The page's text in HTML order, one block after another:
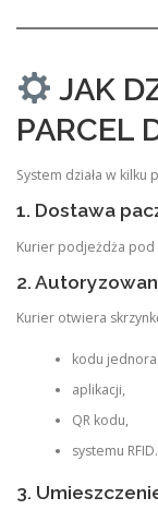
JAK
PARCEL
System działa w kilku
1. Dostawa
Kurier podjeżdża pod
2.
Kurier otwiera
kodu
aplikacji,
QR kodu,
systemu RFID.
3.